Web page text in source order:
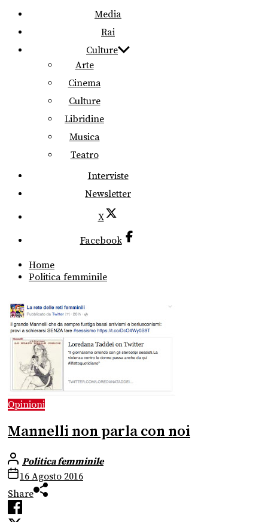
Media
Rai
Culture
Arte
Cinema
Culture
Libridine
Musica
Teatro
Interviste
Newsletter
X
Facebook
Home
Politica femminile
Opinioni
Mannelli non parla con noi
Politica femminile
16 Agosto 2016
Share